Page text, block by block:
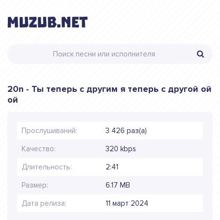
20n - Ты теперь с другим я теперь с другой ой
ой
Прослушиваний: 3 426 раз(а)
Качество: 320 kbps
Длительность: 2:41
Размер: 6.17 MB
Дата релиза: 11 март 2024